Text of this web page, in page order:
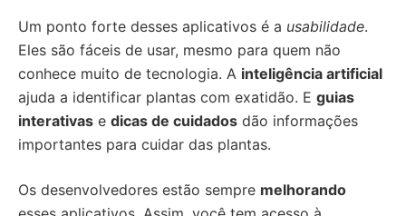
Um ponto forte desses aplicativos é a usabilidade.
Eles são fáceis de usar, mesmo para quem não
conhece muito de tecnologia. A inteligência artificial
ajuda a identificar plantas com exatidão. E guias
interativas e dicas de cuidados dão informações
importantes para cuidar das plantas.
Os desenvolvedores estão sempre melhorando